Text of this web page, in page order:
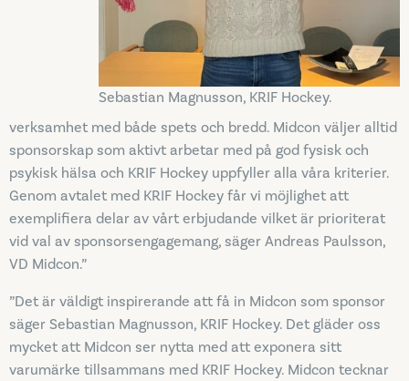
Sebastian Magnusson, KRIF Hockey.
verksamhet med både spets och bredd. Midcon väljer alltid
sponsorskap som aktivt arbetar med på god fysisk och
psykisk hälsa och KRIF Hockey uppfyller alla våra kriterier.
Genom avtalet med KRIF Hockey får vi möjlighet att
exemplifiera delar av vårt erbjudande vilket är prioriterat
vid val av sponsorsengagemang, säger Andreas Paulsson,
VD Midcon.”
”Det är väldigt inspirerande att få in Midcon som sponsor
säger Sebastian Magnusson, KRIF Hockey. Det gläder oss
mycket att Midcon ser nytta med att exponera sitt
varumärke tillsammans med KRIF Hockey. Midcon tecknar